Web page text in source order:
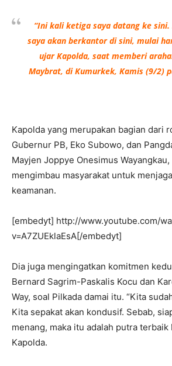
“Ini kali ketiga saya datang ke
saya akan berkantor di sini, mulai
ujar Kapolda, saat memberi
Maybrat, di Kumurkek, Kamis (9/2)
Kapolda yang merupakan bagian dari
Gubernur PB, Eko Subowo, dan
Mayjen Joppye Onesimus
mengimbau masyarakat untuk
keamanan.
[embedyt] http://www.youtube.com/
v=A7ZUEklaEsA[/embedyt]
Dia juga mengingatkan komitmen
Bernard Sagrim-Paskalis Kocu dan
Way, soal Pilkada damai itu. “Kita
Kita sepakat akan kondusif. Sebab,
menang, maka itu adalah putra terbaik
Kapolda.